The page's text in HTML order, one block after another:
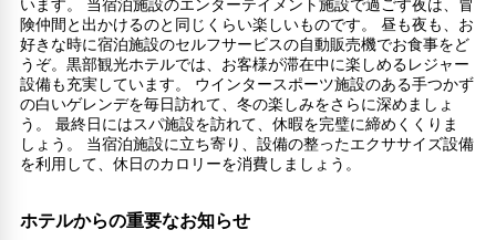
います。 当宿泊施設のエンターテイメント施設で過ごす夜は、冒
険仲間と出かけるのと同じくらい楽しいものです。 昼も夜も、お
好きな時に宿泊施設のセルフサービスの自動販売機でお食事をど
うぞ。黒部観光ホテルでは、お客様が滞在中に楽しめるレジャー
設備も充実しています。 ウインタースポーツ施設のある手つかず
の白いゲレンデを毎日訪れて、冬の楽しみをさらに深めましょ
う。 最終日にはスパ施設を訪れて、休暇を完璧に締めくくりま
しょう。 当宿泊施設に立ち寄り、設備の整ったエクササイズ設備
を利用して、休日のカロリーを消費しましょう。
ホテルからの重要なお知らせ